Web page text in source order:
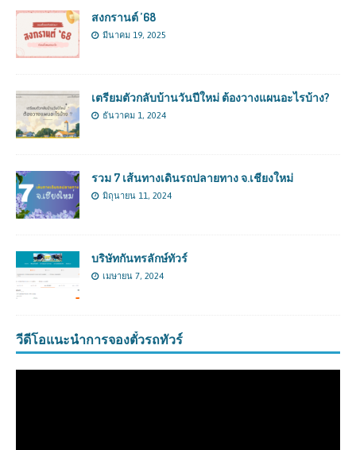
สงกรานต์ ’68
มีนาคม 19, 2025
เตรียมตัวกลับบ้านวันปีใหม่ ต้องวางแผนอะไรบ้าง?
ธันวาคม 1, 2024
รวม 7 เส้นทางเดินรถปลายทาง จ.เชียงใหม่
มิถุนายน 11, 2024
บริษัทกันทรลักษ์ทัวร์
เมษายน 7, 2024
วีดีโอแนะนำการจองตั๋วรถทัวร์